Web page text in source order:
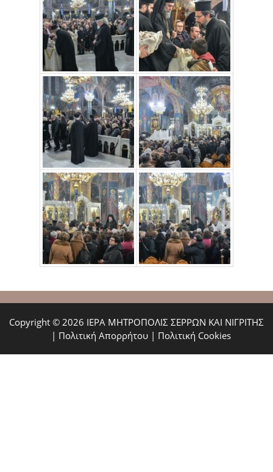
Copyright © 2026 ΙΕΡΑ ΜΗΤΡΟΠΟΛΙΣ ΣΕΡΡΩΝ ΚΑΙ ΝΙΓΡΙΤΗΣ
| Πολιτική Απορρήτου | Πολιτική Cookies